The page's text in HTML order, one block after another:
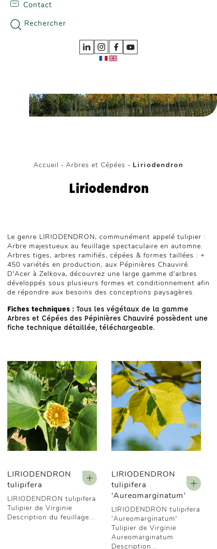
Skip to content
Contact
Rechercher
Accueil - Arbres et Cépées - Liriodendron
Liriodendron
Le genre LIRIODENDRON, communément appelé tulipier :
Arbre majestueux au feuillage spectaculaire en automne.
Arbres tiges, arbres ramifiés, cépées & formes taillées : +
450 variétés en production, aux Pépinières Chauviré.
D'Acer à Zelkova, découvrez une large gamme d'arbres
développés sous plusieurs formes et conditionnement afin
de répondre aux besoins des conceptions paysagères.
Fiches techniques : Tous les végétaux de la gamme
Arbres et Cépées des Pépinières Chauviré possèdent une
fiche technique détaillée, téléchargeable.
LIRIODENDRON
tulipifera
LIRIODENDRON tulipifera
Tulipier de Virginie
Description du feuillage...
LIRIODENDRON
tulipifera
‘Aureomarginatum’
LIRIODENDRON tulipifera
'Aureomarginatum'
Tulipier de Virginie
Aureomarginatum
Description...